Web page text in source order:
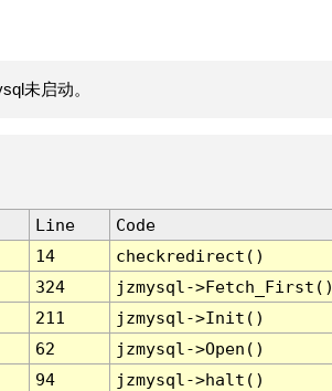
未启动。
Line
Code
14
checkredirect()
324
jzmysql-
211
jzmysql->Init()
62
jzmysql->Open()
94
jzmysql->halt()